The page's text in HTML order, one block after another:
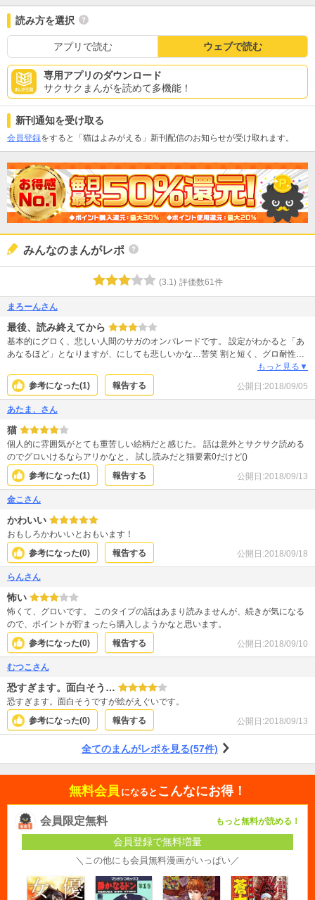
読み方を選択
アプリで読む ウェブで読む
専用アプリのダウンロード
サクサクまんがを読めて多機能！
新刊通知を受け取る
会員登録をすると「猫はよみがえる」新刊配信のお知らせが受け取れます。
みんなのまんがレポ
(3.1 ) 評価数61 件
まろーんさん
最後、読み終えてから
基本的にグロく、悲しい人間のサガのオンパレードです。 設定がわかると「あ
あなるほど」となりますが、にしても悲しいかな…苦笑 割と短く、グロ耐性が
あればツラツラと読める長さなので、まずは試し読みからをオススメいたしま
す！
もっと見る▼
参考になった(1) 報告する 公開日:2018/09/05
あたま、さん
猫
個人的に雰囲気がとても重苦しい絵柄だと感じた。 話は意外とサクサク読める
のでグロいけるならアリかなと。 試し読みだと猫要素0だけど()
参考になった(1) 報告する 公開日:2018/09/13
金こさん
かわいい
おもしろかわいいとおもいます！
参考になった(0) 報告する 公開日:2018/09/18
らんさん
怖い
怖くて、グロいです。 このタイプの話はあまり読みませんが、続きが気になる
ので、ポイントが貯まったら購入しようかなと思います。
参考になった(0) 報告する 公開日:2018/09/10
むつこさん
恐すぎます。面白そう…
恐すぎます。面白そうですが絵がえぐいです。
参考になった(0) 報告する 公開日:2018/09/13
全てのまんがレポを見る(57件)
無料会員 になると こんなにお得！
会員限定無料 もっと無料が読める！
会員登録で無料増量
＼この他にも会員無料漫画がいっぱい／